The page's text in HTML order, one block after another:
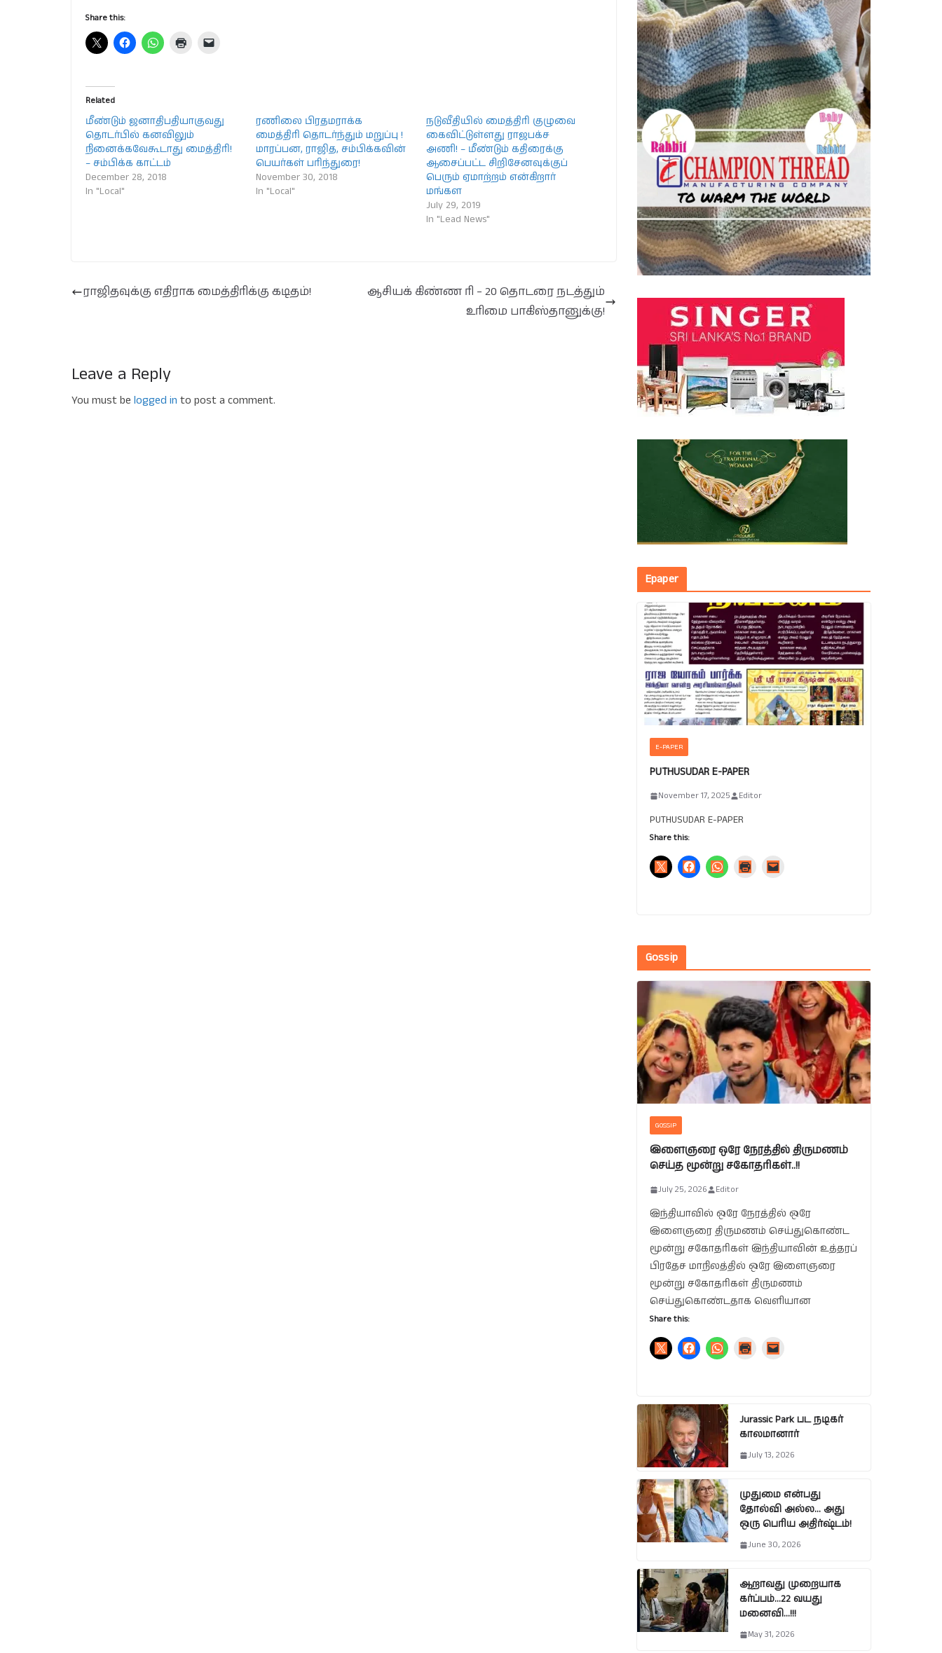
Share this:
Related
மீண்டும் ஜனாதிபதியாகுவது
தொடர்பில் கனவிலும்
நினைக்கவேகூடாது மைத்திரி!
– சம்பிக்க காட்டம்
December 28, 2018
In "Local"
ரணிலை பிரதமராக்க
மைத்திரி தொடர்ந்தும் மறுப்பு !
மாரப்பன, ராஜித, சம்பிக்கவின்
பெயர்கள் பரிந்துரை!
November 30, 2018
In "Local"
நடுவீதியில் மைத்திரி குழுவை
கைவிட்டுள்ளது ராஜபக்ச
அணி! – மீண்டும் கதிரைக்கு
ஆசைப்பட்ட சிறிசேனவுக்குப்
பெரும் ஏமாற்றம் என்கிறார்
மங்கள
July 29, 2019
In "Lead News"
ராஜிதவுக்கு எதிராக மைத்திரிக்கு கடிதம்!
ஆசியக் கிண்ண ரி – 20 தொடரை நடத்தும்
உரிமை பாகிஸ்தானுக்கு!
Leave a Reply
You must be logged in to post a comment.
Epaper
E-PAPER
PUTHUSUDAR E-PAPER
November 17, 2025 Editor
PUTHUSUDAR E-PAPER
Share this:
Gossip
GOSSIP
இளைஞரை ஒரே நேரத்தில் திருமணம்
செய்த மூன்று சகோதரிகள்..!!
July 25, 2026 Editor
இந்தியாவில் ஒரே நேரத்தில் ஒரே
இளைஞரை திருமணம் செய்துகொண்ட
மூன்று சகோதரிகள் இந்தியாவின் உத்தரப்
பிரதேச மாநிலத்தில் ஒரே இளைஞரை
மூன்று சகோதரிகள் திருமணம்
செய்துகொண்டதாக வெளியான
Share this:
Jurassic Park பட நடிகர்
காலமானார்
July 13, 2026
முதுமை என்பது
தோல்வி அல்ல… அது
ஒரு பெரிய அதிர்ஷ்டம்!
June 30, 2026
ஆறாவது முறையாக
கர்ப்பம்…22 வயது
மனைவி…!!!
May 31, 2026